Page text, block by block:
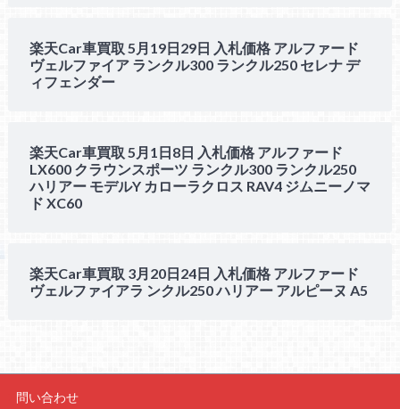
楽天Car車買取 5月19日29日 入札価格 アルファード
ヴェルファイア ランクル300 ランクル250 セレナ デ
ィフェンダー
楽天Car車買取 5月1日8日 入札価格 アルファード
LX600 クラウンスポーツ ランクル300 ランクル250
ハリアー モデルY カローラクロス RAV4 ジムニーノマ
ド XC60
楽天Car車買取 3月20日24日 入札価格 アルファード
ヴェルファイアラ ンクル250 ハリアー アルピーヌ A5
問い合わせ